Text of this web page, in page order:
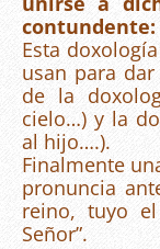
contundente:
Esta
usan para
de la
cielo…) y la
al hijo….).
Finalmente
pronuncia
reino, tuyo
Señor”.